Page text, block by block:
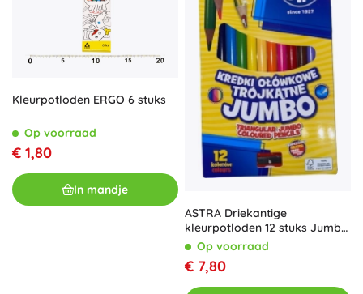
Kleurpotloden ERGO 6 stuks
Op voorraad
€ 1,80
In mandje
ASTRA Driekantige
kleurpotloden 12 stuks Jumbo
met puntenslijper (inclusief
meerkleurig potlood)
Op voorraad
€ 7,80